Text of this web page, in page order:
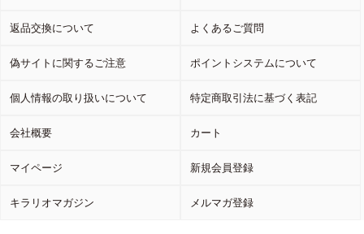
返品交換について よくあるご質問
偽サイトに関するご注意 ポイントシステムについて
個人情報の取り扱いについて 特定商取引法に基づく表記
会社概要 カート
マイページ 新規会員登録
キラリオマガジン メルマガ登録